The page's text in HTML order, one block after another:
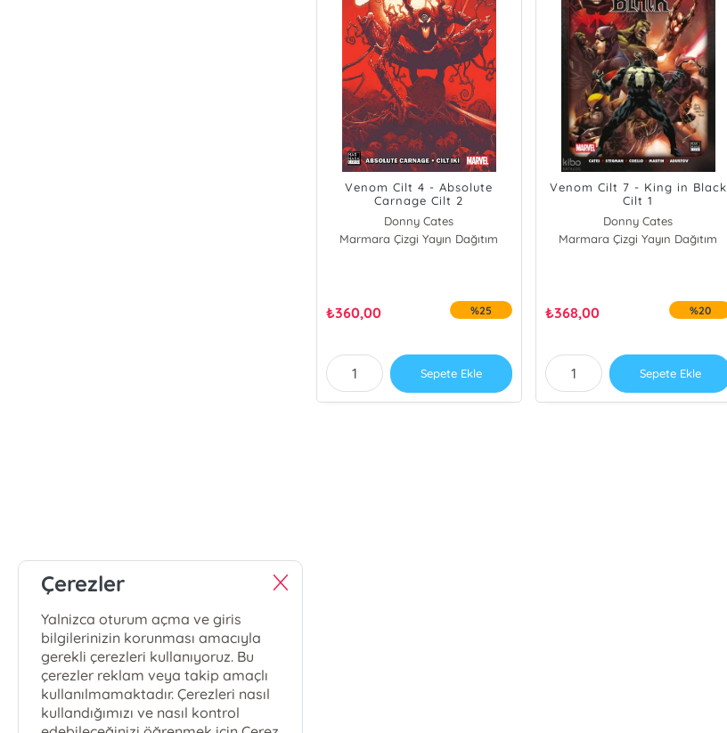
Venom Cilt 4 - Absolute
Carnage Cilt 2
Donny Cates
Marmara Çizgi Yayın Dağıtım
₺360,00 %25
Sepete Ekle
Venom Cilt 7 - King in Black
Cilt 1
Donny Cates
Marmara Çizgi Yayın Dağıtım
₺368,00 %20
Sepete Ekle
Çerezler
Yalnizca oturum açma ve giris
bilgilerinizin korunması amacıyla
gerekli çerezleri kullanıyoruz. Bu
çerezler reklam veya takip amaçlı
kullanılmamaktadır. Çerezleri nasıl
kullandığımızı ve nasıl kontrol